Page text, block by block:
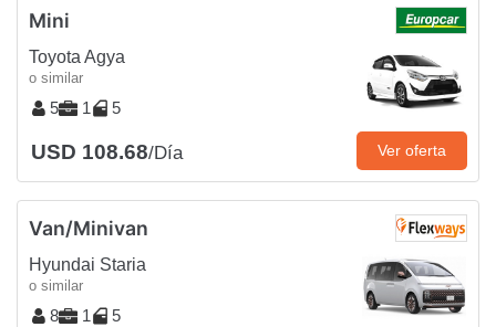
Mini
Toyota Agya
o similar
5 1 5
USD 108.68/Día Ver oferta
Van/Minivan
Hyundai Staria
o similar
8 1 5